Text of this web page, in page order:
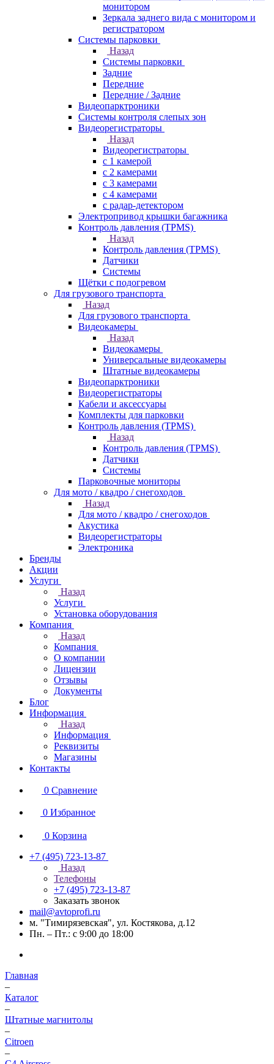
монитором
Зеркала заднего вида с монитором и
регистратором
Системы парковки
Назад
Системы парковки
Задние
Передние
Передние / Задние
Видеопарктроники
Системы контроля слепых зон
Видеорегистраторы
Назад
Видеорегистраторы
с 1 камерой
с 2 камерами
с 3 камерами
с 4 камерами
с радар-детектором
Электропривод крышки багажника
Контроль давления (TPMS)
Назад
Контроль давления (TPMS)
Датчики
Системы
Щётки с подогревом
Для грузового транспорта
Назад
Для грузового транспорта
Видеокамеры
Назад
Видеокамеры
Универсальные видеокамеры
Штатные видеокамеры
Видеопарктроники
Видеорегистраторы
Кабели и аксессуары
Комплекты для парковки
Контроль давления (TPMS)
Назад
Контроль давления (TPMS)
Датчики
Системы
Парковочные мониторы
Для мото / квадро / снегоходов
Назад
Для мото / квадро / снегоходов
Акустика
Видеорегистраторы
Электроника
Бренды
Акции
Услуги
Назад
Услуги
Установка оборудования
Компания
Назад
Компания
О компании
Лицензии
Отзывы
Документы
Блог
Информация
Назад
Информация
Реквизиты
Магазины
Контакты
0 Сравнение
0 Избранное
0 Корзина
+7 (495) 723-13-87
Назад
Телефоны
+7 (495) 723-13-87
Заказать звонок
mail@avtoprofi.ru
м. "Тимирязевская", ул. Костякова, д.12
Пн. – Пт.: с 9:00 до 18:00
Главная
–
Каталог
–
Штатные магнитолы
–
Citroen
–